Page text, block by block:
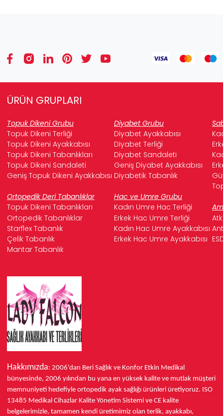
ÜRÜN GRUPLARI
Topuk Dikeni Grubu Diyabet Grubu
Topuk Dikeni Terliği
Diyabet Ayakkabısı
Topuk Dikeni Ayakkabısı
Diyabet Terliği
Topuk Dikeni Tabanlıkları
Diyabet Sandaleti
Topuk Dikeni Sandaleti
Geniş Diyabet Ayakkabısı
Geniş Topuk Dikeni Ayakkabısı Diyabetik Tabanlık
Ortopedik Deri Tabanlıklar
Hac ve Umre Grubu
Topuk Dikeni Tabanlıkları
Kadın Umre Hac Terliği
Ortopedik Tabanlıklar
Erkek Hac Umre Terliği
Starflex Tabanlık
Kadın Hac Umre Ayakkabısı
Çelik Tabanlık
Erkek Hac Umre Ayakkabısı
Mantar Tabanlık
Hakkımızda: 2006'dan Beri Sağlık ve Konfor Etkin Medikal
bünyesinde, 2006 yılından bu yana en yüksek kalite ve mutlak müşteri
memnuniyeti hedefiyle ortopedik ayak sağlığı ürünleri üretiyoruz. ISO
13485 Medikal Cihazlar Kalite Yönetim Sistemi ve CE kalite
belgelerimizle, tamamen kendi üretimimiz olan terlik, ayakkabı,